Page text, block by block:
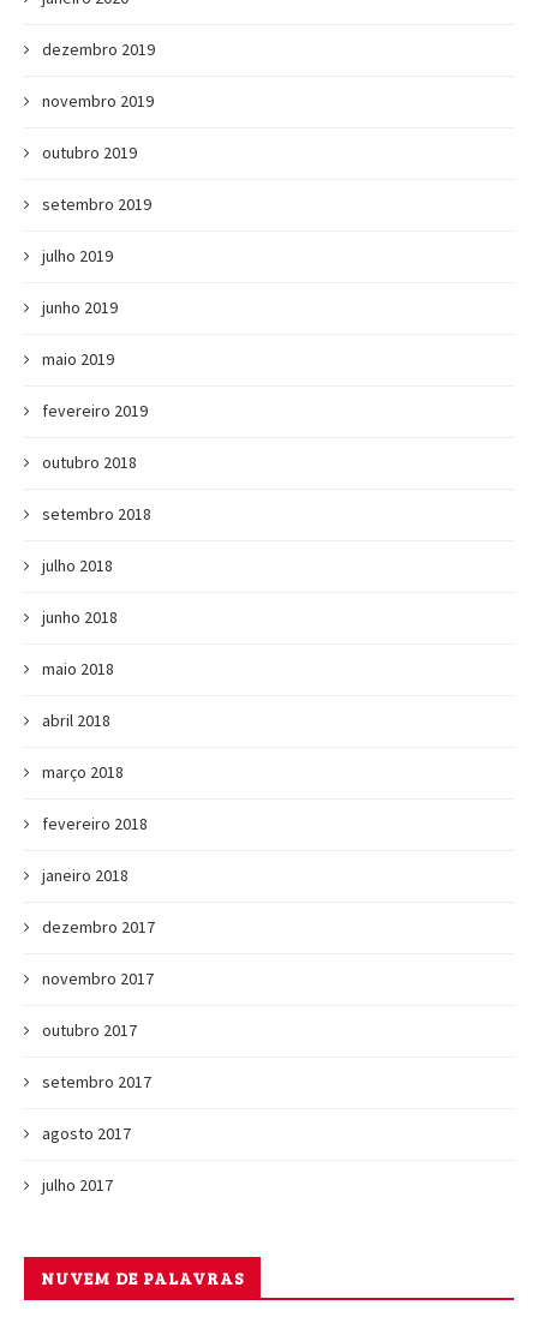
dezembro 2019
novembro 2019
outubro 2019
setembro 2019
julho 2019
junho 2019
maio 2019
fevereiro 2019
outubro 2018
setembro 2018
julho 2018
junho 2018
maio 2018
abril 2018
março 2018
fevereiro 2018
janeiro 2018
dezembro 2017
novembro 2017
outubro 2017
setembro 2017
agosto 2017
julho 2017
NUVEM DE PALAVRAS